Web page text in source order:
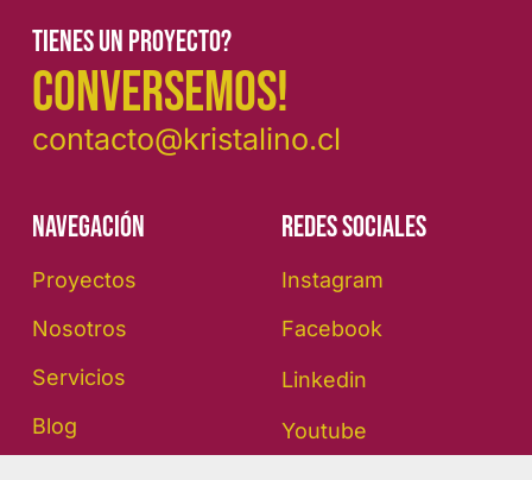
Tienes un proyecto?
CONVERSEMOS!
contacto@kristalino.cl
Navegación
Proyectos
Nosotros
Servicios
Blog
REDES SOCIALES
Instagram
Facebook
Linkedin
Youtube